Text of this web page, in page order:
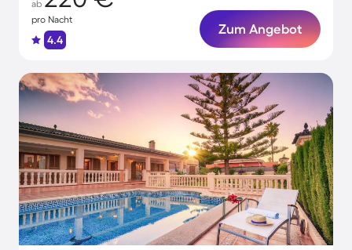
ab
pro Nacht
4.4
Zum Angebot